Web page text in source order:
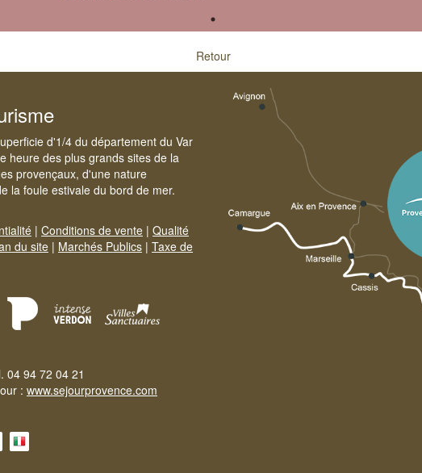
Retour
d'1/4 du département du Var
heure des plus grands sites de la
provençaux, d'une nature
la foule estivale du bord de mer.
| Conditions de vente | Qualité
du site | Marchés Publics | Taxe de
04 94 72 04 21
: www.sejourprovence.com